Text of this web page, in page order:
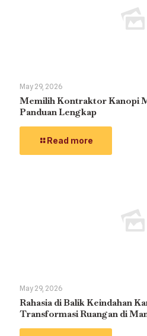
May 29, 2026
Memilih Kontraktor Kanopi
Panduan Lengkap
Read more
May 29, 2026
Rahasia di Balik Keindahan
Transformasi Ruangan di